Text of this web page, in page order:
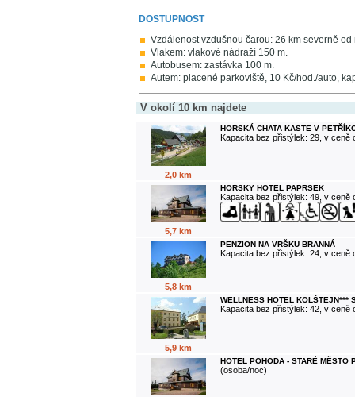
DOSTUPNOST
Vzdálenost vzdušnou čarou: 26 km severně od
Vlakem: vlakové nádraží 150 m.
Autobusem: zastávka 100 m.
Autem: placené parkoviště, 10 Kč/hod./auto,
V okolí 10 km najdete
2,0 km
HORSKÁ CHATA KASTE V
Kapacita bez přistýlek: 29, v ceně
5,7 km
HORSKY HOTEL PAPRSEK
Kapacita bez přistýlek: 49, v ceně
5,8 km
PENZION NA VRŠKU BRANNÁ
Kapacita bez přistýlek: 24, v ceně
5,9 km
WELLNESS HOTEL KOLŠTEJN***
Kapacita bez přistýlek: 42, v ceně
HOTEL POHODA - STARÉ MĚSTO
(osoba/noc)